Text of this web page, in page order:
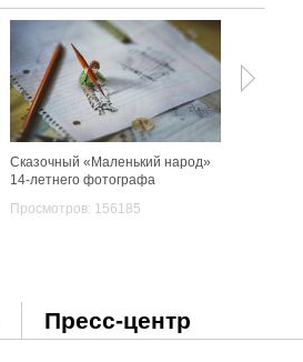
Сказочный «Маленький народ»
14-летнего фотографа
Просмотров: 156185
Пресс-центр